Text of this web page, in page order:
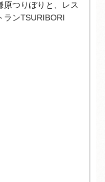
原つりぼりと、レス
トランTSURIBORI